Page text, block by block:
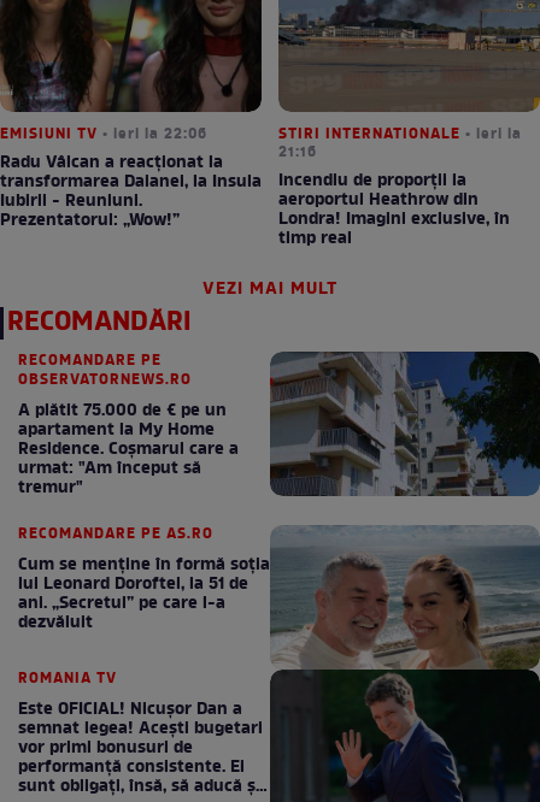
EMISIUNI TV • ieri la 22:06
Radu Vâlcan a reacționat la
transformarea Daianei, la Insula
Iubirii - Reuniuni.
Prezentatorul: „Wow!”
STIRI INTERNATIONALE • ieri la
21:16
Incendiu de proporții la
aeroportul Heathrow din
Londra! Imagini exclusive, în
timp real
VEZI MAI MULT
RECOMANDĂRI
RECOMANDARE PE
OBSERVATORNEWS.RO
A plătit 75.000 de € pe un
apartament la My Home
Residence. Coşmarul care a
urmat: "Am început să
tremur"
RECOMANDARE PE AS.RO
Cum se menţine în formă soţia
lui Leonard Doroftei, la 51 de
ani. „Secretul” pe care l-a
dezvăluit
ROMANIA TV
Este OFICIAL! Nicușor Dan a
semnat legea! Acești bugetari
vor primi bonusuri de
performanță consistente. Ei
sunt obligați, însă, să aducă și